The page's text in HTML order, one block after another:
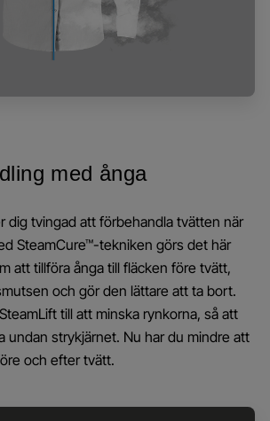
med ånga
dig tvingad att förbehandla tvätten när
SteamCure™-tekniken görs det här
att tillföra ånga till fläcken före tvätt,
och gör den lättare att ta bort.
till att minska rynkorna, så att
undan strykjärnet. Nu har du mindre att
och efter tvätt.